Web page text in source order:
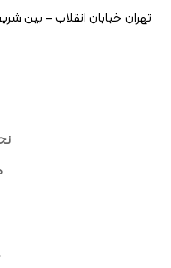
تهران خیابان انقلاب – بین